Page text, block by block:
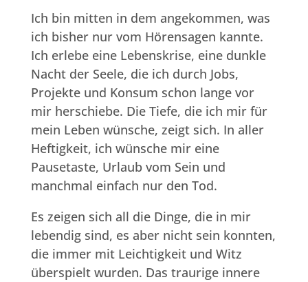
Ich bin mitten in dem angekommen, was
ich bisher nur vom Hörensagen kannte.
Ich erlebe eine Lebenskrise, eine dunkle
Nacht der Seele, die ich durch Jobs,
Projekte und Konsum schon lange vor
mir herschiebe. Die Tiefe, die ich mir für
mein Leben wünsche, zeigt sich. In aller
Heftigkeit, ich wünsche mir eine
Pausetaste, Urlaub vom Sein und
manchmal einfach nur den Tod.
Es zeigen sich all die Dinge, die in mir
lebendig sind, es aber nicht sein konnten,
die immer mit Leichtigkeit und Witz
überspielt wurden. Das traurige innere